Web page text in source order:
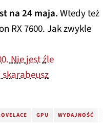
na 24 maja.Wtedy też
RX 7600. Jak zwykle
Nie jest źle
GPU WYDAJNOŚĆ